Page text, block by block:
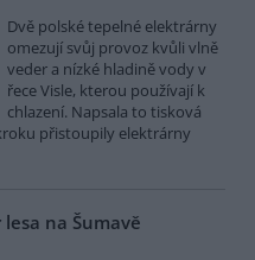
Dvě polské tepelné elektrárny
omezují svůj provoz kvůli vlně
veder a nízké hladině vody v
řece Visle, kterou používají k
chlazení. Napsala to tisková
přistoupily elektrárny
na Šumavě